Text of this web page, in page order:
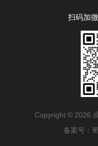
扫码加
Copyright © 2026
备案号：